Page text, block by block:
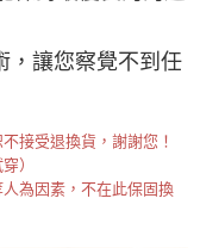
，讓您察覺不到任
接受退換貨，謝謝您！
）
人為因素，不在此保固換